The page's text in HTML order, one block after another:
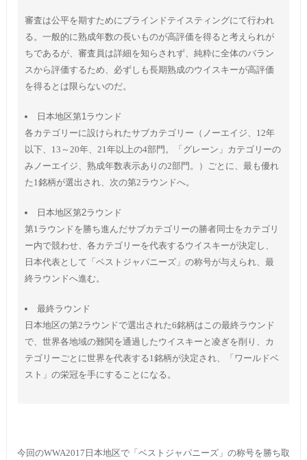
審査は公平を期すためにブラインドテイスティングにて行われ
る。一般的に熟成年数の長いものが高評価を得ると考えられが
ちであるが、審査員は詳細を知らされず、純粋に全体のバラン
スから評価するため、必ずしも長期熟成のウイスキーが高評価
を得るとは限らないのだ。
日本地区第1ラウンド
各カテゴリーに設けられたサブカテゴリー（ノーエイジ、12年
以下、13～20年、21年以上の4部門。「グレーン」カテゴリーの
みノーエイジ、熟成年数表示ありの2部門。）ごとに、最も優れ
た1銘柄が選出され、次の第2ラウンドへ。
日本地区第2ラウンド
第1ラウンドを勝ち進んだサブカテゴリーの勝者同士をカテゴリ
ー内で競わせ、各カテゴリーを代表するウイスキーが決定し、
日本代表として「ベストジャパニーズ」の称号が与えられ、最
終ラウンドへ進む。
最終ラウンド
日本地区の第2ラウンドで選出された6銘柄はこの最終ラウンド
で、世界各地域の難関を通過したウイスキーと凌ぎを削り、カ
テゴリーごとに世界を代表する1銘柄が決定され、「ワールドベ
スト」の栄冠を手にすることになる。
今回のWWA2017日本地区で「ベストジャパニーズ」の称号を勝ち取